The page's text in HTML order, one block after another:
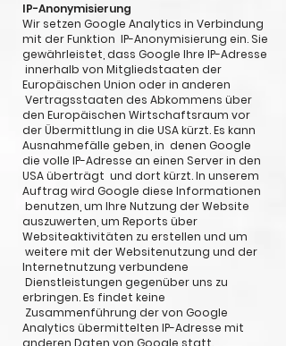
IP-Anonymisierung
Wir setzen Google Analytics in Verbindung
mit der Funktion IP-Anonymisierung ein. Sie
gewährleistet, dass Google Ihre IP-Adresse
innerhalb von Mitgliedstaaten der
Europäischen Union oder in anderen
Vertragsstaaten des Abkommens über
den Europäischen Wirtschaftsraum vor
der Übermittlung in die USA kürzt. Es kann
Ausnahmefälle geben, in denen Google
die volle IP-Adresse an einen Server in den
USA überträgt und dort kürzt. In unserem
Auftrag wird Google diese Informationen
benutzen, um Ihre Nutzung der Website
auszuwerten, um Reports über
Websiteaktivitäten zu erstellen und um
weitere mit der Websitenutzung und der
Internetnutzung verbundene
Dienstleistungen gegenüber uns zu
erbringen. Es findet keine
Zusammenführung der von Google
Analytics übermittelten IP-Adresse mit
anderen Daten von Google statt.